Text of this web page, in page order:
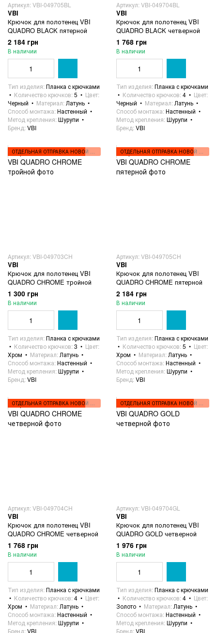
Артикул: VBI-049705BL
VBI
Крючок для полотенец VBI
QUADRO BLACK пятерной
2 184 грн
В наличии
Тип изделия Планка с крючками
Количество крючков 5
Цвет
Черный
Материал Латунь
Способ монтажа Настенный
Метод крепления Шурупи
Бренд VBI
Артикул: VBI-049704BL
VBI
Крючок для полотенец VBI
QUADRO BLACK четверной
1 768 грн
В наличии
Тип изделия Планка с крючками
Количество крючков 4
Цвет
Черный
Материал Латунь
Способ монтажа Настенный
Метод крепления Шурупи
Бренд VBI
ОТДЕЛЬНАЯ ОТПРАВКА НОВОЙ ПОЧТОЙ
Артикул: VBI-049703CH
VBI
Крючок для полотенец VBI
QUADRO CHROME тройной
1 300 грн
В наличии
Тип изделия Планка с крючками
Количество крючков 3
Цвет
Хром
Материал Латунь
Способ монтажа Настенный
Метод крепления Шурупи
Бренд VBI
ОТДЕЛЬНАЯ ОТПРАВКА НОВОЙ ПОЧТОЙ
Артикул: VBI-049705CH
VBI
Крючок для полотенец VBI
QUADRO CHROME пятерной
2 184 грн
В наличии
Тип изделия Планка с крючками
Количество крючков 5
Цвет
Хром
Материал Латунь
Способ монтажа Настенный
Метод крепления Шурупи
Бренд VBI
ОТДЕЛЬНАЯ ОТПРАВКА НОВОЙ ПОЧТОЙ
Артикул: VBI-049704CH
VBI
Крючок для полотенец VBI
QUADRO CHROME четверной
1 768 грн
В наличии
Тип изделия Планка с крючками
Количество крючков 4
Цвет
Хром
Материал Латунь
Способ монтажа Настенный
Метод крепления Шурупи
Бренд VBI
ОТДЕЛЬНАЯ ОТПРАВКА НОВОЙ ПОЧТОЙ
Артикул: VBI-049704GL
VBI
Крючок для полотенец VBI
QUADRO GOLD четверной
1 976 грн
В наличии
Тип изделия Планка с крючками
Количество крючков 4
Цвет
Золото
Материал Латунь
Способ монтажа Настенный
Метод крепления Шурупи
Бренд VBI